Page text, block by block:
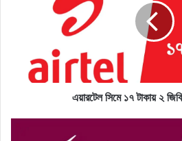
এয়ারটেল সিমে ১৭ টাকায় ২